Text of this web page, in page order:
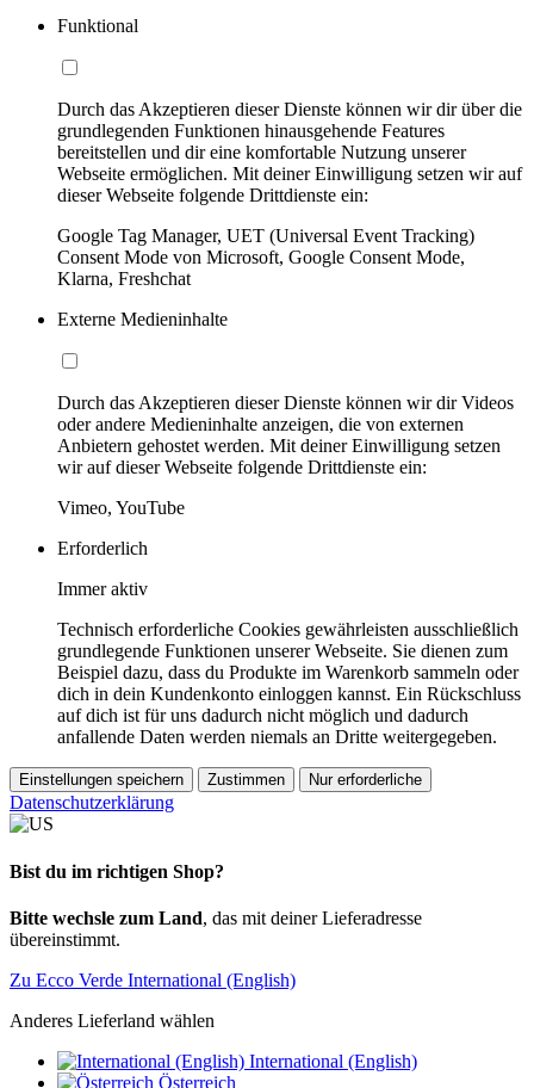
Funktional
Durch das Akzeptieren dieser Dienste können wir dir über die
grundlegenden Funktionen hinausgehende Features
bereitstellen und dir eine komfortable Nutzung unserer
Webseite ermöglichen. Mit deiner Einwilligung setzen wir auf
dieser Webseite folgende Drittdienste ein:
Google Tag Manager, UET (Universal Event Tracking)
Consent Mode von Microsoft, Google Consent Mode,
Klarna, Freshchat
Externe Medieninhalte
Durch das Akzeptieren dieser Dienste können wir dir Videos
oder andere Medieninhalte anzeigen, die von externen
Anbietern gehostet werden. Mit deiner Einwilligung setzen
wir auf dieser Webseite folgende Drittdienste ein:
Vimeo, YouTube
Erforderlich
Immer aktiv
Technisch erforderliche Cookies gewährleisten ausschließlich
grundlegende Funktionen unserer Webseite. Sie dienen zum
Beispiel dazu, dass du Produkte im Warenkorb sammeln oder
dich in dein Kundenkonto einloggen kannst. Ein Rückschluss
auf dich ist für uns dadurch nicht möglich und dadurch
anfallende Daten werden niemals an Dritte weitergegeben.
Einstellungen speichern Zustimmen Nur erforderliche
Datenschutzerklärung
Bist du im richtigen Shop?
Bitte wechsle zum Land, das mit deiner Lieferadresse
übereinstimmt.
Zu Ecco Verde International (English)
Anderes Lieferland wählen
International (English)
Österreich